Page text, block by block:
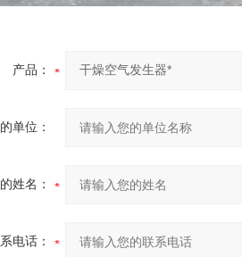
产品：
单位：
姓名：
电话：